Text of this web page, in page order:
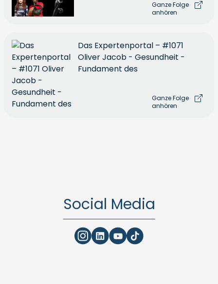
Ganze Folge
anhören
Das Expertenportal – #1071
Oliver Jacob - Gesundheit -
Fundament des
Ganze Folge
anhören
Social Media